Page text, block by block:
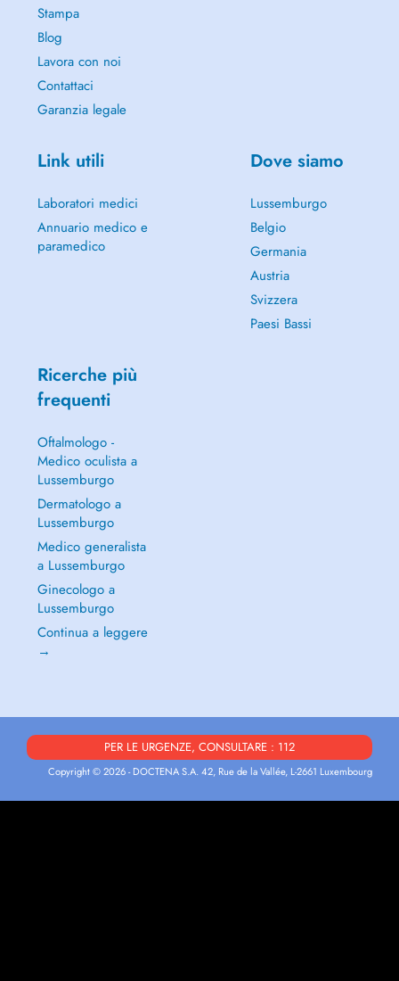
Stampa
Blog
Lavora con noi
Contattaci
Garanzia legale
Link utili
Laboratori medici
Annuario medico e
paramedico
Dove siamo
Lussemburgo
Belgio
Germania
Austria
Svizzera
Paesi Bassi
Ricerche più
frequenti
Oftalmologo -
Medico oculista a
Lussemburgo
Dermatologo a
Lussemburgo
Medico generalista
a Lussemburgo
Ginecologo a
Lussemburgo
Continua a leggere
→
PER LE URGENZE, CONSULTARE : 112
Copyright © 2026 - DOCTENA S.A. 42, Rue de la Vallée, L-2661 Luxembourg